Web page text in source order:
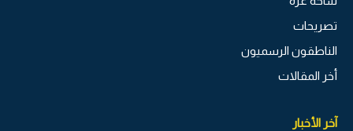
تصريحات
الناطقون الرسميون
أخر المقالات
آخر الأخبار